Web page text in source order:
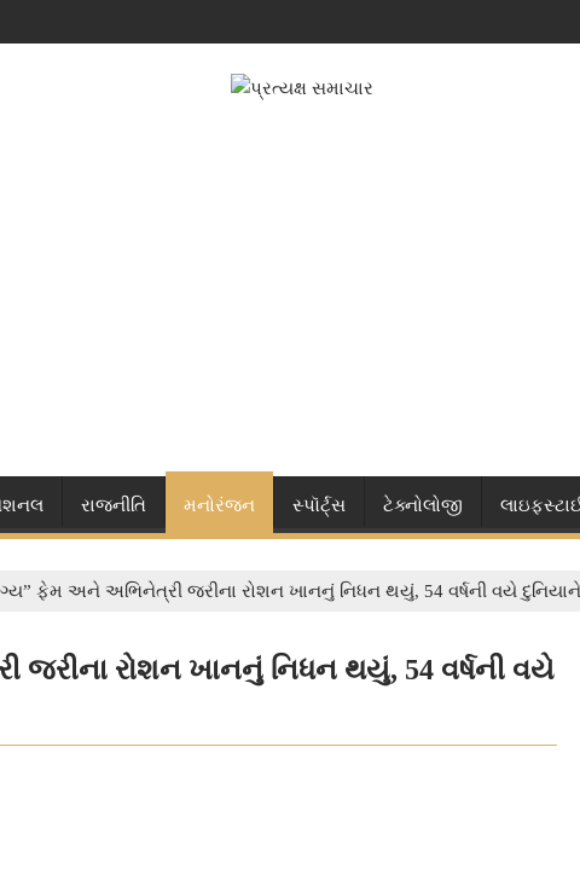
રાજનીતિ મનોરંજન સ્પૉર્ટ્સ ટેક્નોલોજી
ફેમ અને અભિનેત્રી જરીના રોશન ખાનનું નિધન થયું, 54 વર્ષની વયે
રોશન ખાનનું નિધન થયું, 54 વર્ષની વયે